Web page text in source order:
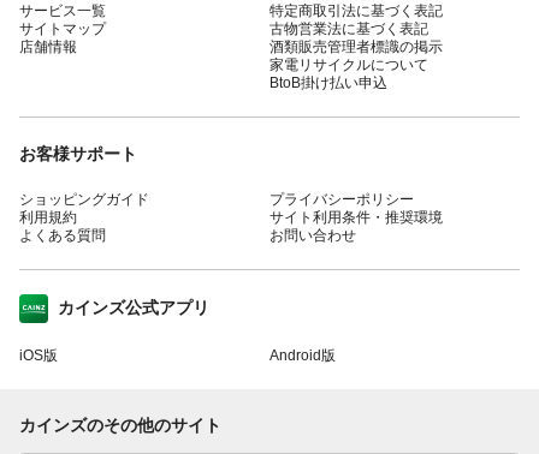
サービス一覧
サイトマップ
店舗情報
特定商取引法に基づく表記
古物営業法に基づく表記
酒類販売管理者標識の掲示
家電リサイクルについて
BtoB掛け払い申込
お客様サポート
ショッピングガイド
利用規約
よくある質問
プライバシーポリシー
サイト利用条件・推奨環境
お問い合わせ
カインズ公式アプリ
iOS版 Android版
カインズのその他のサイト